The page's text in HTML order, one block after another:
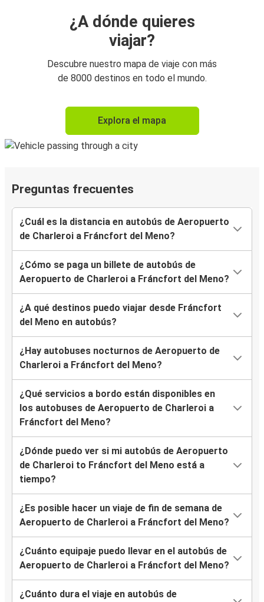
¿A dónde quieres
viajar?
Descubre nuestro mapa de viaje con más
de 8000 destinos en todo el mundo.
Explora el mapa
Preguntas frecuentes
¿Cuál es la distancia en autobús de Aeropuerto
de Charleroi a Fráncfort del Meno?
¿Cómo se paga un billete de autobús de
Aeropuerto de Charleroi a Fráncfort del Meno?
¿A qué destinos puedo viajar desde Fráncfort
del Meno en autobús?
¿Hay autobuses nocturnos de Aeropuerto de
Charleroi a Fráncfort del Meno?
¿Qué servicios a bordo están disponibles en
los autobuses de Aeropuerto de Charleroi a
Fráncfort del Meno?
¿Dónde puedo ver si mi autobús de Aeropuerto
de Charleroi to Fráncfort del Meno está a
tiempo?
¿Es posible hacer un viaje de fin de semana de
Aeropuerto de Charleroi a Fráncfort del Meno?
¿Cuánto equipaje puedo llevar en el autobús de
Aeropuerto de Charleroi a Fráncfort del Meno?
¿Cuánto dura el viaje en autobús de